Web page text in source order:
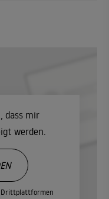
Sioux, die Rache
Kampfgruppe Salamander
Föderation suchen an
dass mir
werden.
Drittplattformen